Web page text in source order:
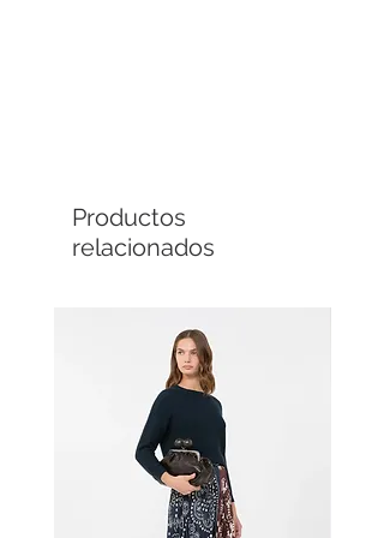
Productos
relacionados